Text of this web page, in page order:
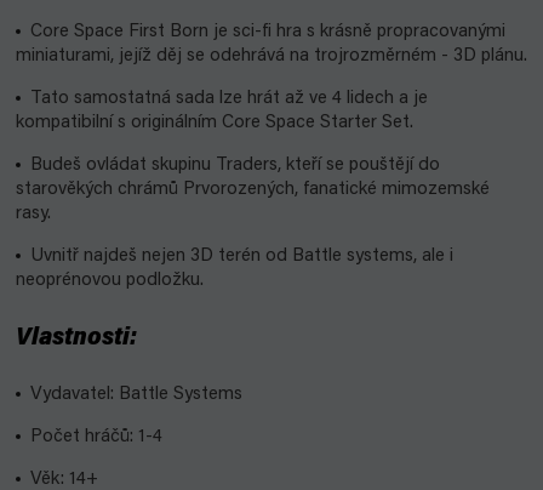
Core Space First Born je sci-fi hra s krásně propracovanými
miniaturami, jejíž děj se odehrává na trojrozměrném - 3D plánu.
Tato samostatná sada lze hrát až ve 4 lidech a je
kompatibilní s originálním Core Space Starter Set.
Budeš ovládat skupinu Traders, kteří se pouštějí do
starověkých chrámů Prvorozených, fanatické mimozemské
rasy.
Uvnitř najdeš nejen 3D terén od Battle systems, ale i
neoprénovou podložku.
Vlastnosti:
Vydavatel: Battle Systems
Počet hráčů: 1-4
Věk: 14+